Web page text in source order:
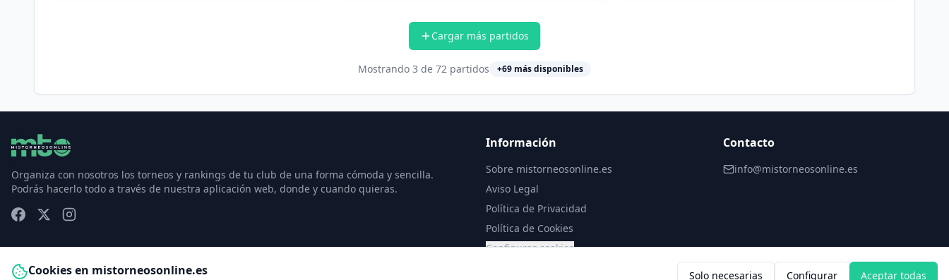
Cookies en mistorneosonline.es Solo necesarias Configurar Aceptar todas
Cargar más partidos
Mostrando 3 de 72 partidos +69 más disponibles
Organiza con nosotros los torneos y rankings de tu club de una forma cómoda y sencilla.
Podrás hacerlo todo a través de nuestra aplicación web, donde y cuando quieras.
Información
Sobre mistorneosonline.es
Aviso Legal
Política de Privacidad
Política de Cookies
Configurar cookies
Contacto
info@mistorneosonline.es